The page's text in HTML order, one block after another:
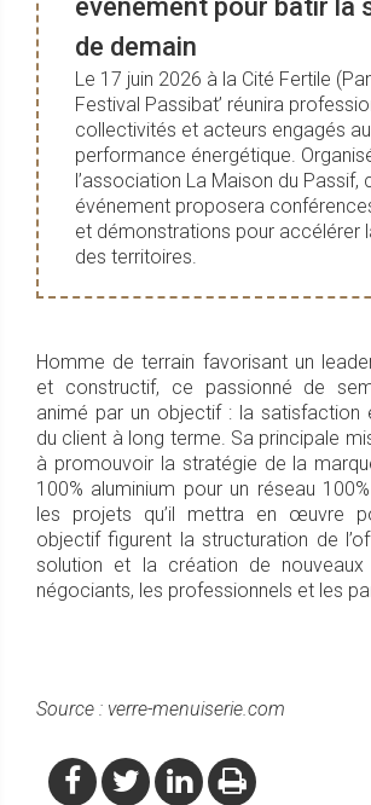
événement pour bâtir la
de demain
Le 17 juin 2026 à la Cité Fertile
Festival Passibat’ réunira
collectivités et acteurs engagés
performance énergétique.
l’association La Maison du Passif,
événement proposera
et démonstrations pour accélérer
des territoires.
Homme de terrain favorisant un
et constructif, ce passionné de
animé par un objectif : la satisfaction
du client à long terme. Sa principale
à promouvoir la stratégie de la
100% aluminium pour un réseau
les projets qu’il mettra en œuvre
objectif figurent la structuration de
solution et la création de
négociants, les professionnels et les
Source : verre-menuiserie.com